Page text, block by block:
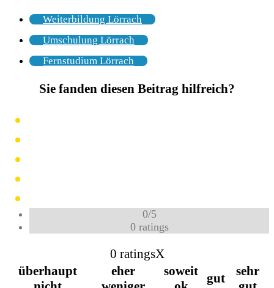
Weiterbildung Lörrach
Umschulung Lörrach
Fernstudium Lörrach
Sie fanden diesen Beitrag hilfreich?
0/5
0ratings
0 ratingsX
überhaupt
eher
soweit gut
sehr